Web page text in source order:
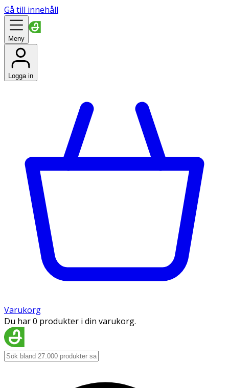
Gå till innehåll
Meny
Logga in
Varukorg
Du har 0 produkter i din varukorg.